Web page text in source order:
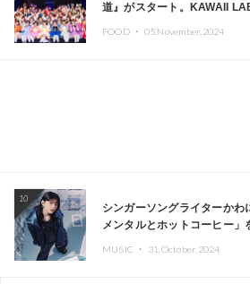
道』がスタート。KAWAII
FOOD ・ 05.November.2024
10
シンガーソングライターか
メンタルとホットコーヒー」
MUSIC ・ 31.October.2024